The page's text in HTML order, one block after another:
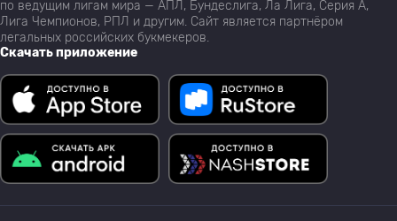
по ведущим лигам мира — АПЛ, Бундеслига, Ла Лига, Серия А,
Лига Чемпионов, РПЛ и другим. Сайт является партнёром
легальных российских букмекеров.
Скачать приложение